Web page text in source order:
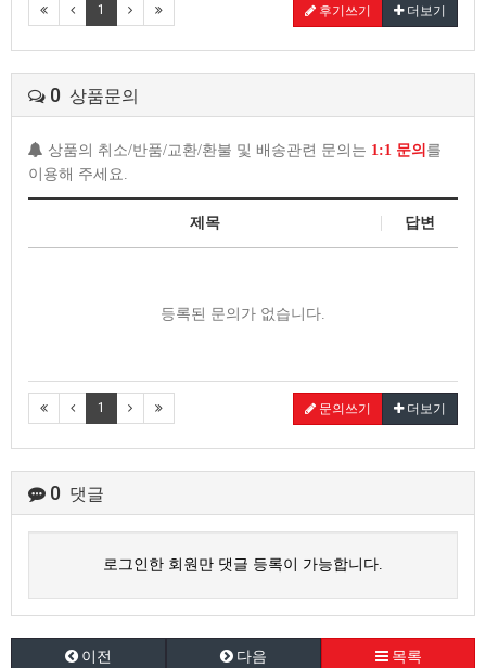
1 후기쓰기 더보기
0 상품문의
상품의 취소/반품/교환/환불 및 배송관련 문의는 1:1 문의 를
이용해 주세요.
제목 답변
등록된 문의가 없습니다.
1 문의쓰기 더보기
0 댓글
로그인한 회원만 댓글 등록이 가능합니다.
이전 다음 목록